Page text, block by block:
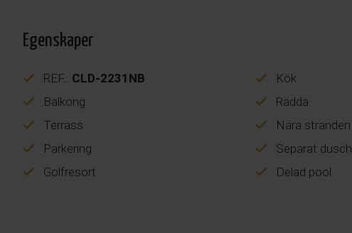
Egenskaper
REF.: CLD-2231NB
Kök
Balkong
Rädda
Terrass
Nära stranden
Parkering
Separat dusch
Golfresort
Delad pool